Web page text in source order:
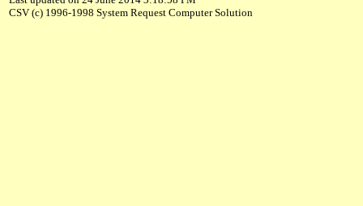
CSV (c) 1996-1998 System Request Computer Solution